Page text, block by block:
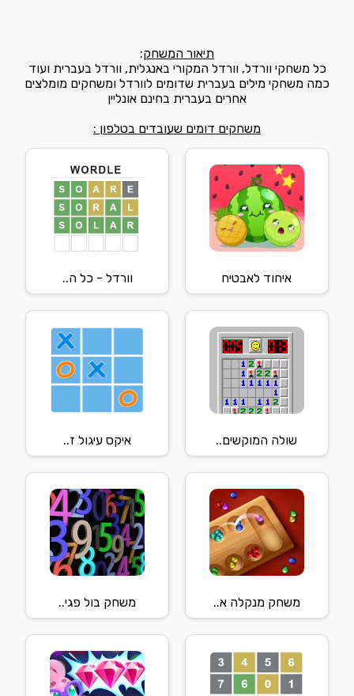
תיאור המשחק:
כל משחקי וורדל, וורדל המקורי באנגלית, וורדל בעברית ועוד
כמה משחקי מילים בעברית שדומים לוורדל ומשחקים מומלצים
אחרים בעברית בחינם אונליין
משחקים דומים שעובדים בטלפון :
איחוד לאבטיח וורדל - כל ה..
שולה המוקשים.. איקס עיגול ז..
משחק מנקלה א.. משחק בול פגי..